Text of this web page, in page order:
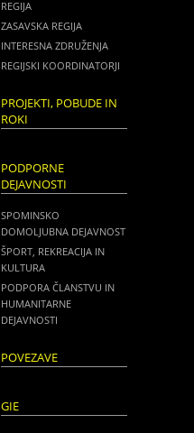
REGIJA
ZASAVSKA REGIJA
INTERESNA ZDRUŽENJA
REGIJSKI KOORDINATORJI
PROJEKTI, POBUDE IN
ROKI
PODPORNE
DEJAVNOSTI
SPOMINSKO
DOMOLJUBNA DEJAVNOST
ŠPORT, REKREACIJA IN
KULTURA
PODPORA ČLANSTVU IN
HUMANITARNE
DEJAVNOSTI
POVEZAVE
GIE